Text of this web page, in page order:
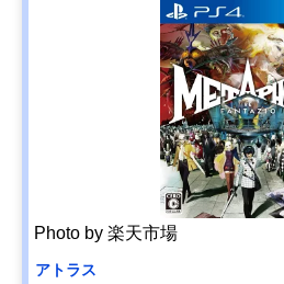
Photo by 楽天市場
アトラス